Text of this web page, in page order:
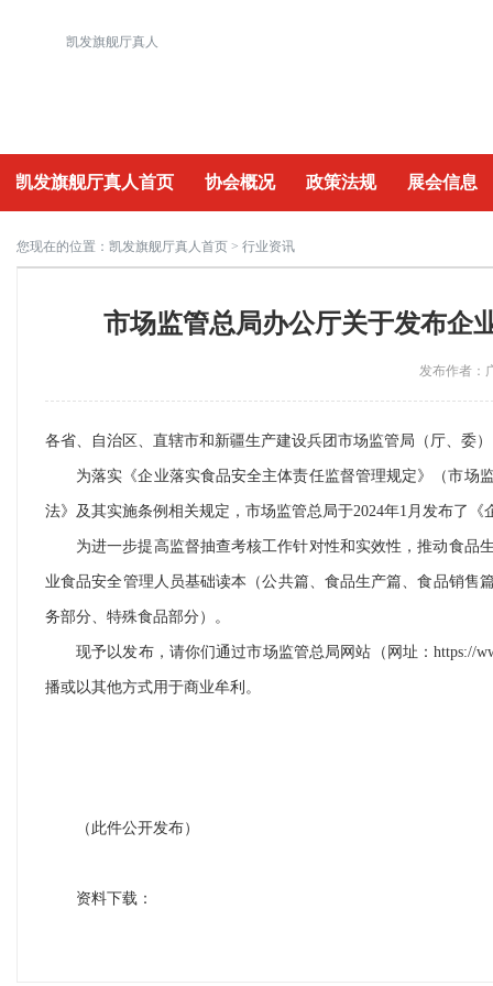
凯发旗舰厅真人
凯发旗舰厅真人首页 协会概况 政策法规 展会信息
重要活动
您现在的位置： 凯发旗舰厅真人首页 > 行业资讯
市场监管总局办公厅关于发布企
发布作者
各省、自治区、直辖市和新疆生产建设兵团市场监管局（厅、委
为落实《企业落实食品安全主体责任监督管理规定》（市场
法》及其实施条例相关规定，市场监管总局于2024年1月发布了
为进一步提高监督抽查考核工作针对性和实效性，推动食品
业食品安全管理人员基础读本（公共篇、食品生产篇、食品销
务部分、特殊食品部分）。
现予以发布，请你们通过市场监管总局网站（网址：https://
播或以其他方式用于商业牟利。
（此件公开发布）
资料下载：